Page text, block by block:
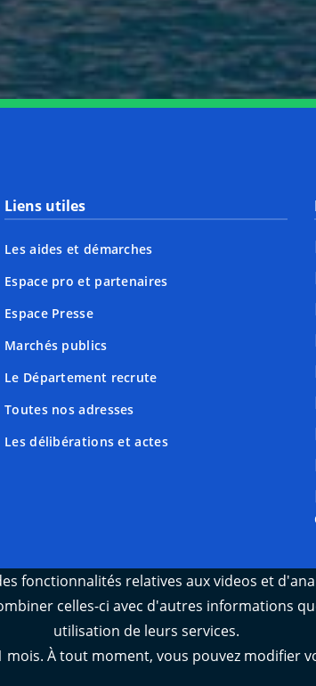
Liens utiles
Les aides et démarches
Espace pro et partenaires
Espace Presse
Marchés publics
Le Département recrute
Toutes nos adresses
Les délibérations et actes
fonctionnalités relatives aux videos et
celles-ci avec d'autres informations
utilisation de leurs services.
À tout moment, vous pouvez modifier